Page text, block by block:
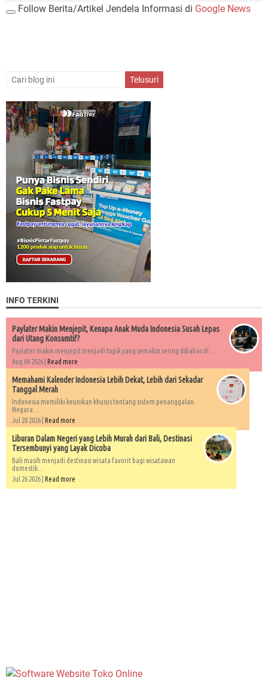
Follow Berita/Artikel Jendela Informasi di Google News
INFO TERKINI
Paylater Makin Menjepit, Kenapa Anak Muda Indonesia Susah Lepas
dari Utang Konsumtif?
Paylater makin menjepit menjadi topik yang semakin sering dibahas di...
Aug 04 2026 | Read more
Memahami Kalender Indonesia Lebih Dekat, Lebih dari Sekadar
Tanggal Merah
Indonesia memiliki keunikan khusus tentang sistem penanggalan.
Negara...
Jul 28 2026 | Read more
Liburan Dalam Negeri yang Lebih Murah dari Bali, Destinasi
Tersembunyi yang Layak Dicoba
Bali masih menjadi destinasi wisata favorit bagi wisatawan
domestik...
Jul 26 2026 | Read more